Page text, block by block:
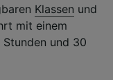
Klassen und
mit einem
und 30